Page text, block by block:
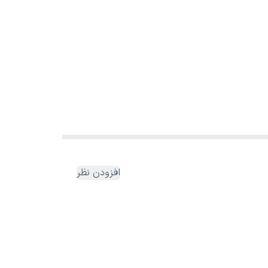
افزودن نظر